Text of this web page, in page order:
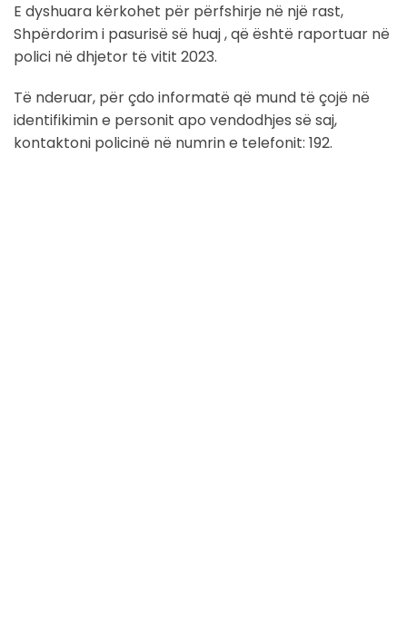
E dyshuara kërkohet për përfshirje në një rast,
Shpërdorim i pasurisë së huaj , që është raportuar në
polici në dhjetor të vitit 2023.
Të nderuar, për çdo informatë që mund të çojë në
identifikimin e personit apo vendodhjes së saj,
kontaktoni policinë në numrin e telefonit: 192.